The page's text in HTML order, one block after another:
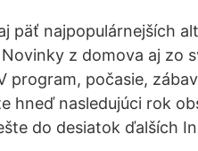
päť najpopulárnejších
z domova aj zo
program, počasie,
hneď nasledujúci rok
do desiatok ďalších